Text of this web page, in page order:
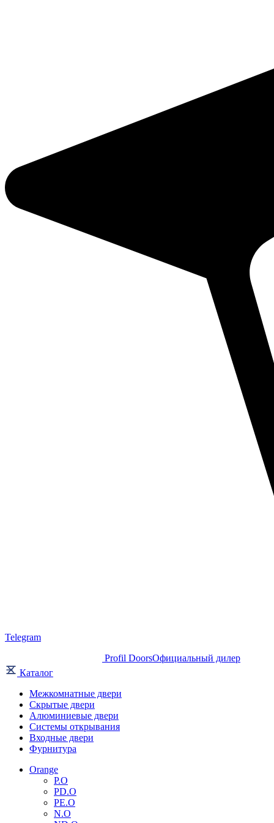
Telegram
Profil DoorsОфициальный дилер
Каталог
Межкомнатные двери
Скрытые двери
Алюминиевые двери
Системы открывания
Входные двери
Фурнитура
Orange
P.O
PD.O
PE.O
N.O